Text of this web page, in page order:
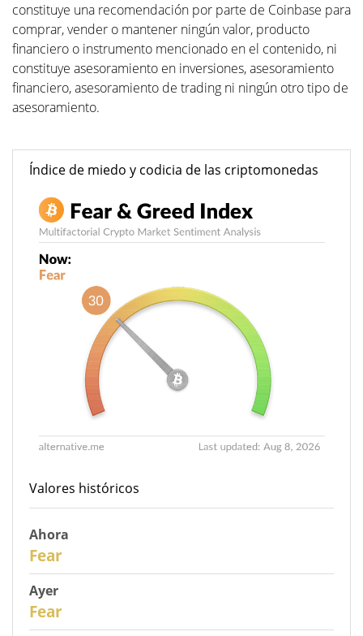
constituye una recomendación por parte de Coinbase para
comprar, vender o mantener ningún valor, producto
financiero o instrumento mencionado en el contenido, ni
constituye asesoramiento en inversiones, asesoramiento
financiero, asesoramiento de trading ni ningún otro tipo de
asesoramiento.
Índice de miedo y codicia de las criptomonedas
Valores históricos
Ahora
Fear
Ayer
Fear